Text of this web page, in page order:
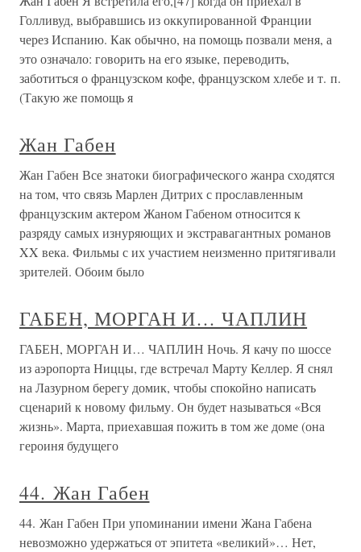
Голливуд, выбравшись из оккупированной Франции
через Испанию. Как обычно, на помощь позвали меня, а
это означало: говорить на его языке, переводить,
заботиться о французском кофе, французском хлебе и т. п.
(Такую же помощь я
Жан Габен
Жан Габен Все знатоки биографического жанра сходятся
на том, что связь Марлен Дитрих с прославленным
французским актером Жаном Габеном относится к
разряду самых изнуряющих и экстравагантных романов
XX века. Фильмы с их участием неизменно притягивали
зрителей. Обоим было
ГАБЕН, МОРГАН И… ЧАПЛИН
ГАБЕН, МОРГАН И… ЧАПЛИН Ночь. Я качу по шоссе
из аэропорта Ниццы, где встречал Марту Келлер. Я снял
на Лазурном берегу домик, чтобы спокойно написать
сценарий к новому фильму. Он будет называться «Вся
жизнь». Марта, приехавшая пожить в том же доме (она
героиня будущего
44. Жан Габен
44. Жан Габен При упоминании имени Жана Габена
невозможно удержаться от эпитета «великий»… Нет,